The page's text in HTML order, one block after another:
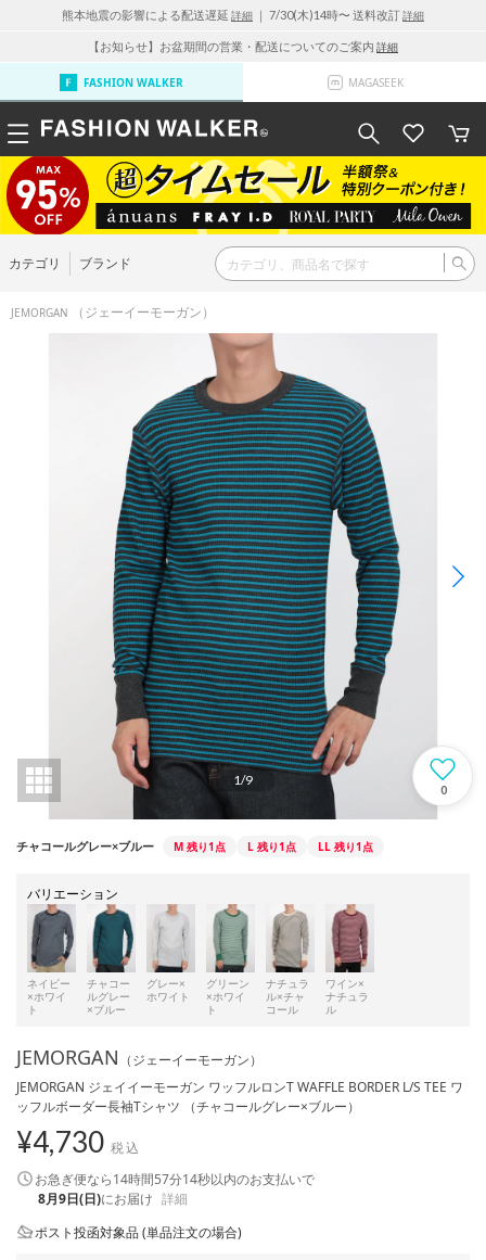
熊本地震の影響による配送遅延 詳細 ｜ 7/30(木)14時〜 送料改訂詳細
【お知らせ】お盆期間の営業・配送についてのご案内 詳細
FASHION WALKER MAGASEEK
カテゴリ ブランド
JEMORGAN （ジェーイーモーガン）
1/9
0
チャコールグレー×ブルー M 残り1点 L 残り1点 LL 残り1点
バリエーション
ネイビー
×ホワイ
ト
チャコー
ルグレー
×ブルー
グレー×
ホワイト
グリーン
×ホワイ
ト
ナチュラ
ル×チャ
コール
ワイン×
ナチュラ
ル
JEMORGAN （ジェーイーモーガン）
JEMORGAN ジェイイーモーガン ワッフルロンT WAFFLE BORDER L/S TEE ワ
ッフルボーダー長袖Tシャツ （チャコールグレー×ブルー）
¥4,730 税込
お急ぎ便なら14時間57分14秒以内のお支払いで
8月9日(日)にお届け 詳細
ポスト投函対象品 (単品注文の場合)